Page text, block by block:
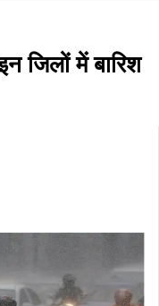
जिलों में बारिश